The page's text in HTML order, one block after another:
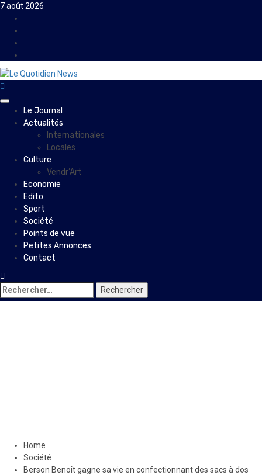
Skip
content
7 août 2026
PrimaryLe Journal
Actualités
Internationales
Locales
Culture
Vendr’Art
Economie
Edito
Sport
Société
Points de vue
Petites Annonces
Contact
Rechercher :
Home
Société
Berson Benoît gagne sa vie en confectionnant des sacs à dos